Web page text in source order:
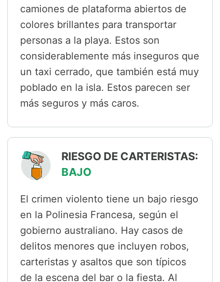
camiones de plataforma abiertos de
colores brillantes para transportar
personas a la playa. Estos son
considerablemente más inseguros que
un taxi cerrado, que también está muy
poblado en la isla. Estos parecen ser
más seguros y más caros.
RIESGO DE CARTERISTAS:
BAJO
El crimen violento tiene un bajo riesgo
en la Polinesia Francesa, según el
gobierno australiano. Hay casos de
delitos menores que incluyen robos,
carteristas y asaltos que son típicos
de la escena del bar o la fiesta. Al